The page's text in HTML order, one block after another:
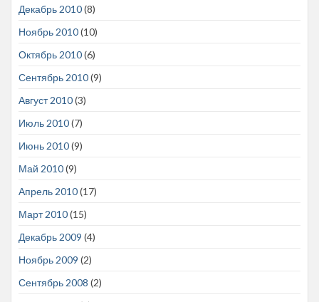
Декабрь 2010(8)
Ноябрь 2010(10)
Октябрь 2010(6)
Сентябрь 2010(9)
Август 2010(3)
Июль 2010(7)
Июнь 2010(9)
Май 2010(9)
Апрель 2010(17)
Март 2010(15)
Декабрь 2009 (4)
Ноябрь 2009 (2)
Сентябрь 2008 (2)